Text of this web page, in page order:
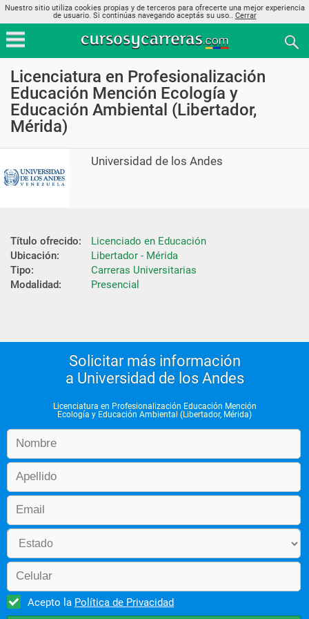
Nuestro sitio utiliza cookies propias y de terceros para ofrecerte una mejor experiencia
de usuario. Si continúas navegando aceptás su uso.. Cerrar
Licenciatura en Profesionalización
Educación Mención Ecología y
Educación Ambiental (Libertador,
Mérida)
Universidad de los Andes
Título ofrecido:
Licenciado en Educación
Ubicación:
Libertador - Mérida
Tipo:
Carreras Universitarias
Modalidad:
Presencial
Solicitar más información
a Universidad de los Andes
Licenciatura en Profesionalización Educación Mención
Ecología y Educación Ambiental (Libertador, Mérida)
Acepto la Política de Privacidad